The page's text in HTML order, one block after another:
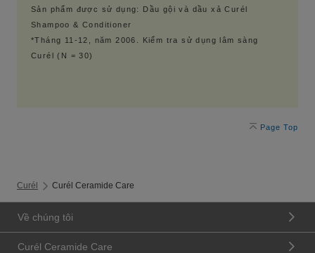
Sản phẩm được sử dụng: Dầu gội và dầu xả Curél
Shampoo & Conditioner
*Tháng 11-12, năm 2006. Kiểm tra sử dụng lâm sàng
Curél (N = 30)
Page Top
Curél Curél Ceramide Care
Về chúng tôi
Curél Ceramide Care